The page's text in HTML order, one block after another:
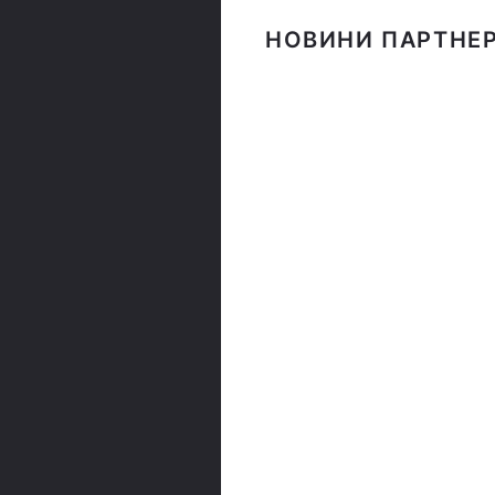
НОВИНИ